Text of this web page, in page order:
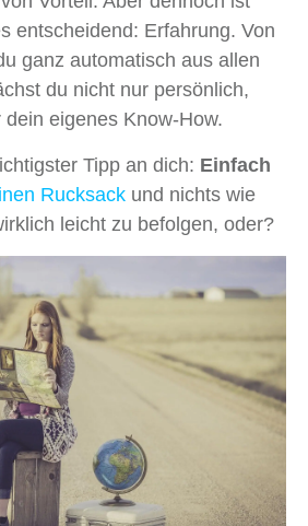
entscheidend: Erfahrung. Von
ganz automatisch aus allen
du nicht nur persönlich,
eigenes Know-How.
Tipp an dich: Einfach
Rucksack und nichts wie
leicht zu befolgen, oder?